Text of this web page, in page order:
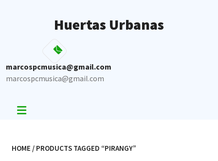
Huertas Urbanas
marcospcmusica@gmail.com
marcospcmusica@gmail.com
HOME / PRODUCTS TAGGED “PIRANGY”